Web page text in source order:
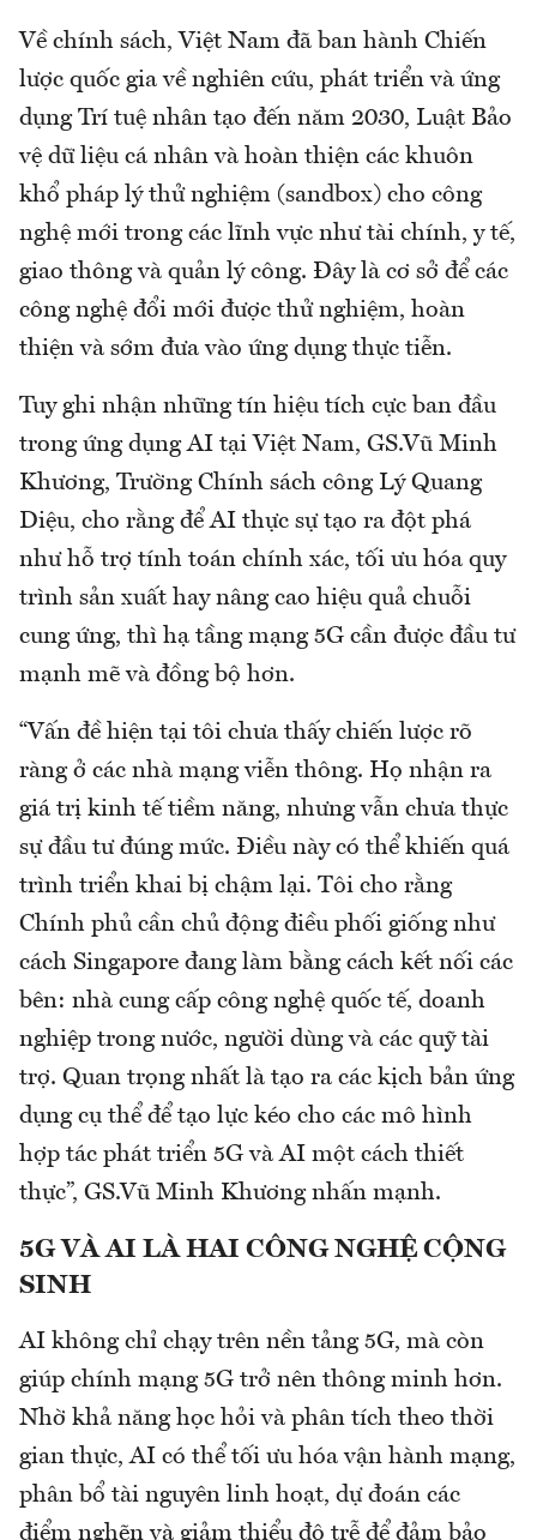
Về chính sách, Việt Nam đã ban hành Chiến
lược quốc gia về nghiên cứu, phát triển và ứng
dụng Trí tuệ nhân tạo đến năm 2030, Luật Bảo
vệ dữ liệu cá nhân và hoàn thiện các khuôn
khổ pháp lý thử nghiệm (sandbox) cho công
nghệ mới trong các lĩnh vực như tài chính, y tế,
giao thông và quản lý công. Đây là cơ sở để các
công nghệ đổi mới được thử nghiệm, hoàn
thiện và sớm đưa vào ứng dụng thực tiễn.
Tuy ghi nhận những tín hiệu tích cực ban đầu
trong ứng dụng AI tại Việt Nam, GS.Vũ Minh
Khương, Trường Chính sách công Lý Quang
Diệu, cho rằng để AI thực sự tạo ra đột phá
như hỗ trợ tính toán chính xác, tối ưu hóa quy
trình sản xuất hay nâng cao hiệu quả chuỗi
cung ứng, thì hạ tầng mạng 5G cần được đầu tư
mạnh mẽ và đồng bộ hơn.
“Vấn đề hiện tại tôi chưa thấy chiến lược rõ
ràng ở các nhà mạng viễn thông. Họ nhận ra
giá trị kinh tế tiềm năng, nhưng vẫn chưa thực
sự đầu tư đúng mức. Điều này có thể khiến quá
trình triển khai bị chậm lại. Tôi cho rằng
Chính phủ cần chủ động điều phối giống như
cách Singapore đang làm bằng cách kết nối các
bên: nhà cung cấp công nghệ quốc tế, doanh
nghiệp trong nước, người dùng và các quỹ tài
trợ. Quan trọng nhất là tạo ra các kịch bản ứng
dụng cụ thể để tạo lực kéo cho các mô hình
hợp tác phát triển 5G và AI một cách thiết
thực”, GS.Vũ Minh Khương nhấn mạnh.
5G VÀ AI LÀ HAI CÔNG NGHỆ CỘNG
SINH
AI không chỉ chạy trên nền tảng 5G, mà còn
giúp chính mạng 5G trở nên thông minh hơn.
Nhờ khả năng học hỏi và phân tích theo thời
gian thực, AI có thể tối ưu hóa vận hành mạng,
phân bổ tài nguyên linh hoạt, dự đoán các
điểm nghẽn và giảm thiểu độ trễ để đảm bảo